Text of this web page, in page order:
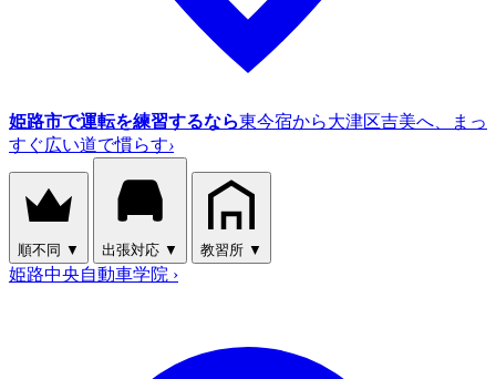
姫路市で運転を練習するなら東今宿から大津区吉美へ、まっ
すぐ広い道で慣らす›
順不同 ▼ 出張対応 ▼ 教習所 ▼
姫路中央自動車学院 ›